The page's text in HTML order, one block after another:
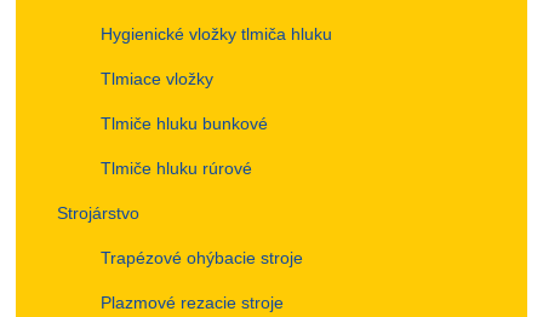
Hygienické vložky tlmiča hluku
Tlmiace vložky
Tlmiče hluku bunkové
Tlmiče hluku rúrové
Strojárstvo
Trapézové ohýbacie stroje
Plazmové rezacie stroje